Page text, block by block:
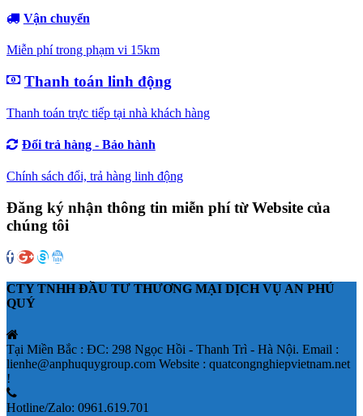
Vận chuyển
Miễn phí trong phạm vi 15km
Thanh toán linh động
Thanh toán trực tiếp tại nhà khách hàng
Đổi trả hàng - Bảo hành
Chính sách đổi, trả hàng linh động
Đăng ký nhận thông tin miễn phí từ Website của
chúng tôi
CTY TNHH ĐẦU TƯ THƯƠNG MẠI DỊCH VỤ AN PHÚ
QUÝ
Tại Miền Bắc : ĐC: 298 Ngọc Hồi - Thanh Trì - Hà Nội. Email :
lienhe@anphuquygroup.com Website : quatcongnghiepvietnam.net
!
Hotline/Zalo: 0961.619.701